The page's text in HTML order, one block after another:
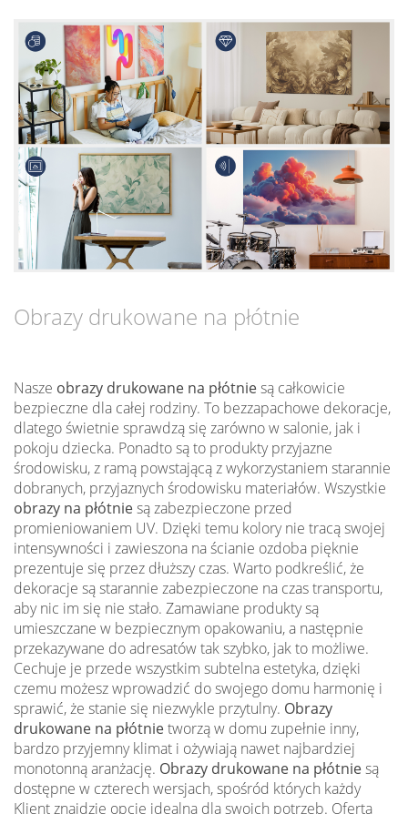
Obrazy drukowane na płótnie
Nasze obrazy drukowane na płótniesą całkowicie
bezpieczne dla całej rodziny. To bezzapachowe dekoracje,
dlatego świetnie sprawdzą się zarówno w salonie, jak i
pokoju dziecka. Ponadto są to produkty przyjazne
środowisku, z ramą powstającą z wykorzystaniem starannie
dobranych, przyjaznych środowisku materiałów. Wszystkie
obrazy na płótniesą zabezpieczone przed
promieniowaniem UV. Dzięki temu kolory nie tracą swojej
intensywności i zawieszona na ścianie ozdoba pięknie
prezentuje się przez dłuższy czas. Warto podkreślić, że
dekoracje są starannie zabezpieczone na czas transportu,
aby nic im się nie stało. Zamawiane produkty są
umieszczane w bezpiecznym opakowaniu, a następnie
przekazywane do adresatów tak szybko, jak to możliwe.
Cechuje je przede wszystkim subtelna estetyka, dzięki
czemu możesz wprowadzić do swojego domu harmonię i
sprawić, że stanie się niezwykle przytulny. Obrazy
drukowane na płótnietworzą w domu zupełnie inny,
bardzo przyjemny klimat i ożywiają nawet najbardziej
monotonną aranżację. Obrazy drukowane na płótniesą
dostępne w czterech wersjach, spośród których każdy
Klient znajdzie opcję idealną dla swoich potrzeb. Oferta